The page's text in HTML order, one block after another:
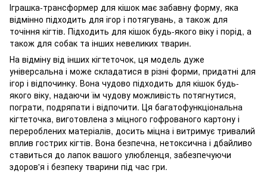
Іграшка-трансформер для кішок має забавну форму, яка
відмінно підходить для ігор і потягувань, а також для
точіння кігтів. Підходить для кішок будь-якого віку і порід, а
також для собак та інших невеликих тварин.
На відміну від інших кігтеточок, ця модель дуже
універсальна і може складатися в різні форми, придатні для
ігор і відпочинку. Вона чудово підходить для кішок будь-
якого віку, надаючи їм чудову можливість потягнутися,
пограти, подряпати і відпочити. Ця багатофункціональна
кігтеточка, виготовлена з міцного гофрованого картону і
перероблених матеріалів, досить міцна і витримує тривалий
вплив гострих кігтів. Вона безпечна, нетоксична і дбайливо
ставиться до лапок вашого улюбленця, забезпечуючи
здоров'я і безпеку тварини під час гри.